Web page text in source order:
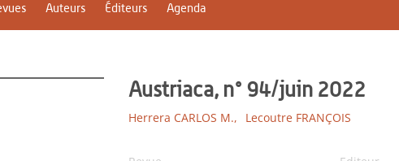
Auteurs Éditeurs Agenda
Austriaca, n° 94/juin 2022
Herrera CARLOS M., Lecoutre FRANÇOIS